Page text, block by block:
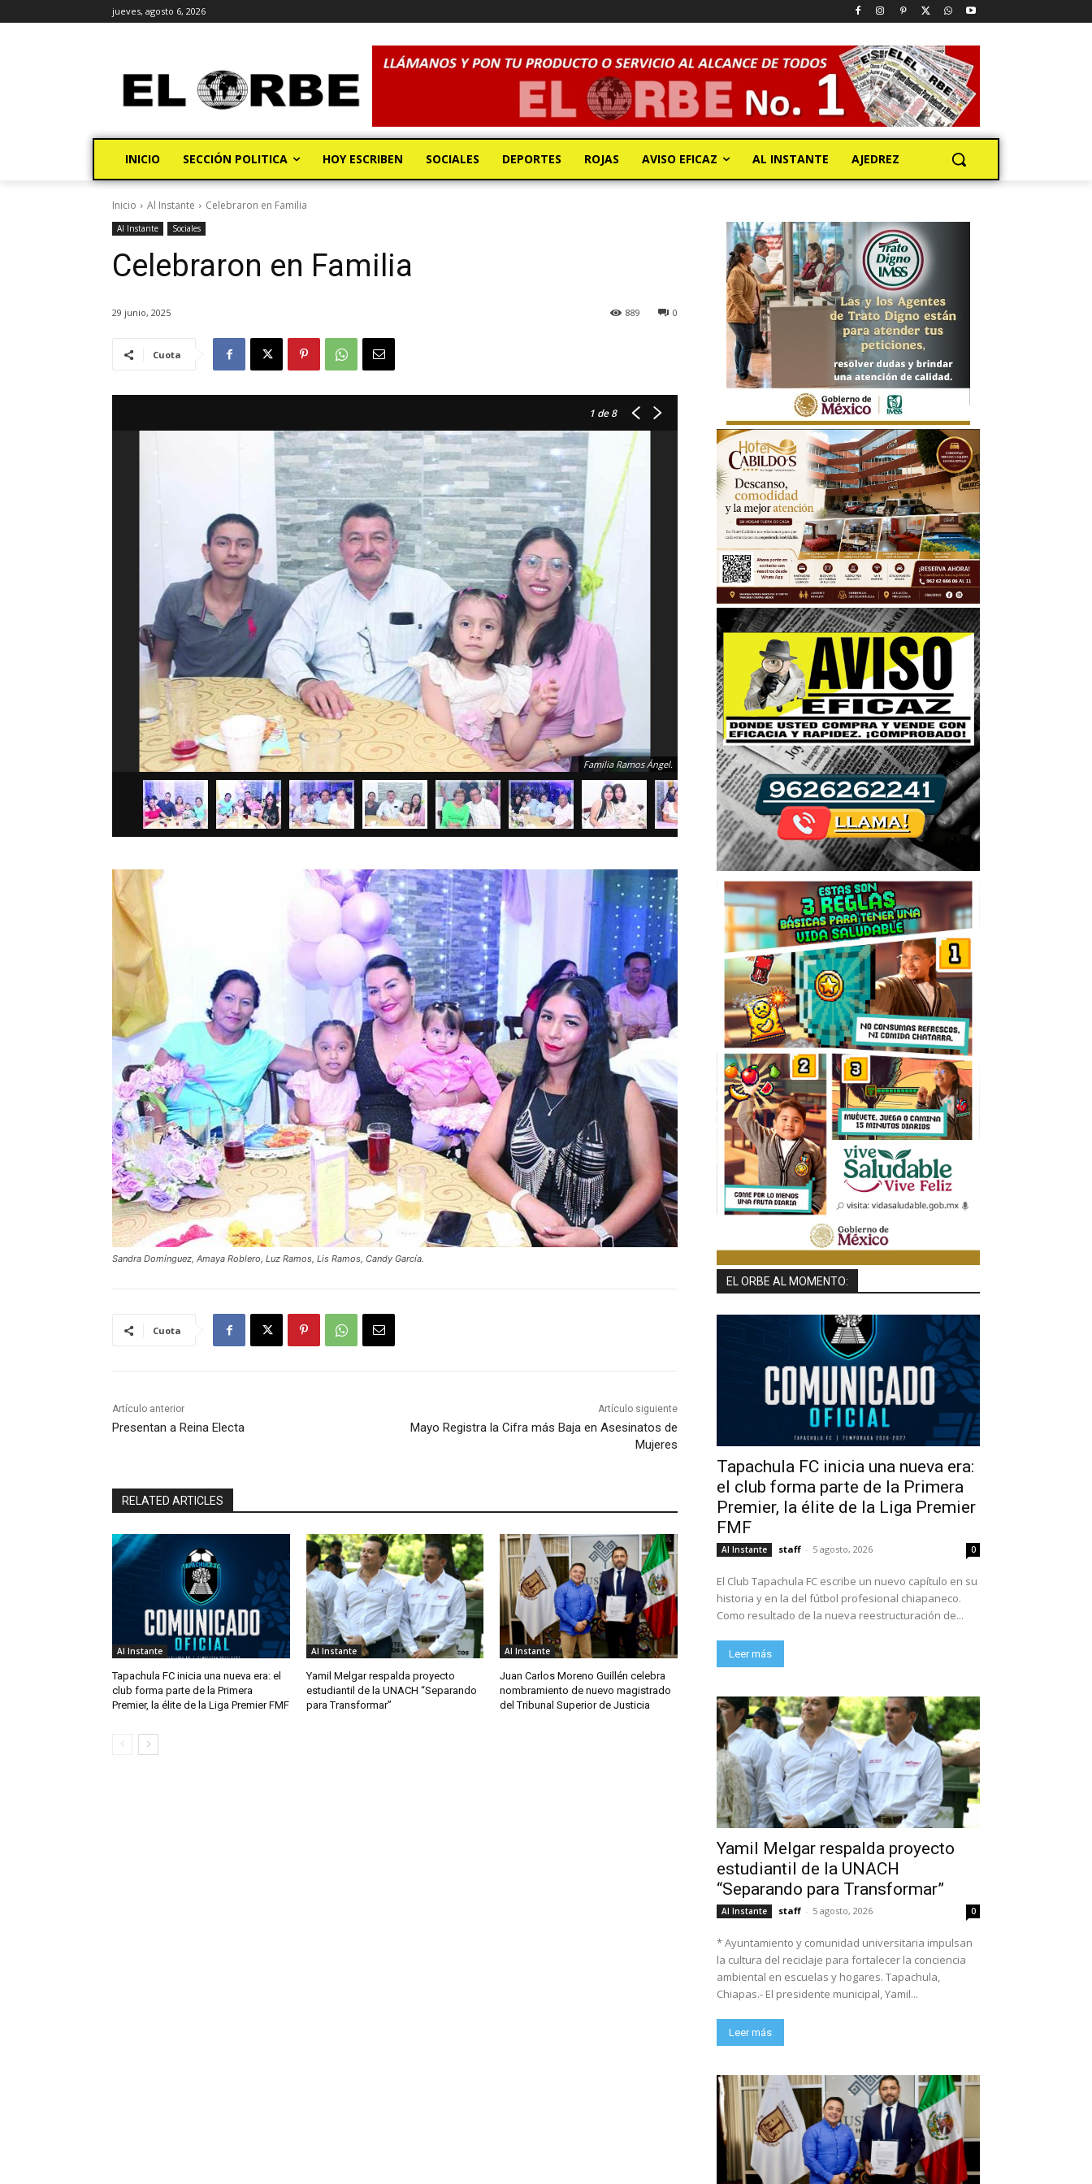
jueves, agosto 6, 2026
INICIO SECCIÓN POLITICA HOY ESCRIBEN SOCIALES DEPORTES ROJAS AVISO EFICAZ AL INSTANTE AJEDREZ
Inicio Al Instante Celebraron en Familia
Al Instante Sociales
Celebraron en Familia
29 junio, 2025 0
889
Cuota
1 de 8
Familia Ramos Ángel.
Sandra Domínguez, Amaya Roblero, Luz Ramos, Lis Ramos, Candy García.
Cuota
Artículo anterior
Presentan a Reina Electa
Artículo siguiente
Mayo Registra la Cifra más Baja en Asesinatos de
Mujeres
RELATED ARTICLES
Al Instante
Tapachula FC inicia una nueva era: el
club forma parte de la Primera
Premier, la élite de la Liga Premier FMF
Al Instante
Yamil Melgar respalda proyecto
estudiantil de la UNACH “Separando
para Transformar”
Al Instante
Juan Carlos Moreno Guillén celebra
nombramiento de nuevo magistrado
del Tribunal Superior de Justicia
EL ORBE AL MOMENTO:
Tapachula FC inicia una nueva era:
el club forma parte de la Primera
Premier, la élite de la Liga Premier
FMF
Al Instante staff - 5 agosto, 2026 0
El Club Tapachula FC escribe un nuevo capítulo en su
historia y en la del fútbol profesional chiapaneco.
Como resultado de la nueva reestructuración de...
Leer más
Yamil Melgar respalda proyecto
estudiantil de la UNACH
“Separando para Transformar”
Al Instante staff - 5 agosto, 2026 0
* Ayuntamiento y comunidad universitaria impulsan
la cultura del reciclaje para fortalecer la conciencia
ambiental en escuelas y hogares. Tapachula,
Chiapas.- El presidente municipal, Yamil...
Leer más